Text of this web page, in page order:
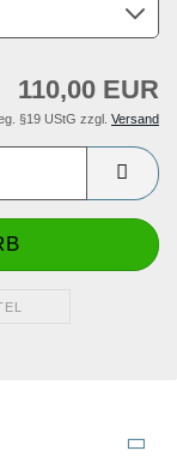
110,00 EUR
§19 UStG zzgl. Versand